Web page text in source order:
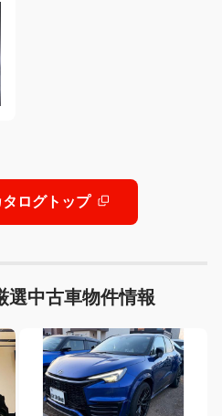
タログトップ
選中古車物件情報